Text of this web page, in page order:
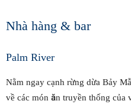
Nhà hàng & bar
Palm River
Nằm ngay cạnh rừng dừa Bảy
về các món ăn truyền thống